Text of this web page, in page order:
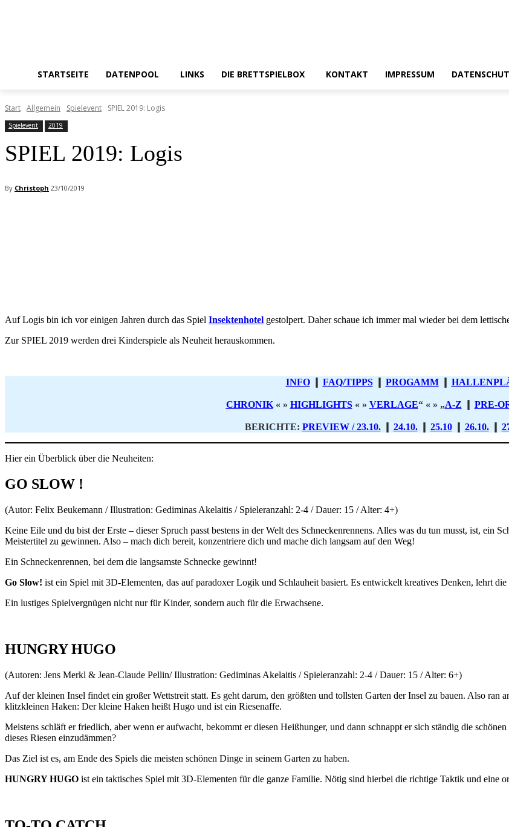
STARTSEITE DATENPOOL LINKS DIE BRETTSPIELBOX KONTAKT IMPRESSUM
Start Allgemein Spielevent SPIEL 2019: Logis
Spielevent 2019
SPIEL 2019: Logis
By Christoph 23/10/2019
Auf Logis bin ich vor einigen Jahren durch das Spiel Insektenhotel gestolpert. Daher schaue ich immer mal wieder bei dem
Zur SPIEL 2019 werden drei Kinderspiele als Neuheit herauskommen.
INFO❙ FAQ/TIPPS❙ PROGAMM❙
CHRONIK« » HIGHLIGHTS« » VERLAGE“ « » „A-Z PRE-
BERICHTE: PREVIEW / 23.10.❙ 24.10.❙ 25.10❙ 26.10.❙
Hier ein Überblick über die Neuheiten:
GO SLOW !
(Autor: Felix Beukemann / Illustration: Gediminas Akelaitis / Spieleranzahl: 2-4 / Dauer: 15 / Alter: 4+)
Keine Eile und du bist der Erste – dieser Spruch passt bestens in der Welt des Schneckenrennens. Alles was du tun musst, ist, ein
Meistertitel zu gewinnen. Also – mach dich bereit, konzentriere dich und mache dich langsam auf den Weg!
Ein Schneckenrennen, bei dem die langsamste Schnecke gewinnt!
Go Slow! ist ein Spiel mit 3D-Elementen, das auf paradoxer Logik und Schlauheit basiert. Es entwickelt kreatives Denken, lehrt
Ein lustiges Spielvergnügen nicht nur für Kinder, sondern auch für die Erwachsene.
HUNGRY HUGO
(Autoren: Jens Merkl & Jean-Claude Pellin/ Illustration: Gediminas Akelaitis / Spieleranzahl: 2-4 / Dauer: 15 / Alter: 6+)
Auf der kleinen Insel findet ein großer Wettstreit statt. Es geht darum, den größten und tollsten Garten der Insel zu bauen. Also
klitzkleinen Haken: Der kleine Haken heißt Hugo und ist ein Riesenaffe.
Meistens schläft er friedlich, aber wenn er aufwacht, bekommt er diesen Heißhunger, und dann schnappt er sich ständig die
dieses Riesen einzudämmen?
Das Ziel ist es, am Ende des Spiels die meisten schönen Dinge in seinem Garten zu haben.
HUNGRY HUGO ist ein taktisches Spiel mit 3D-Elementen für die ganze Familie. Nötig sind hierbei die richtige Taktik und eine